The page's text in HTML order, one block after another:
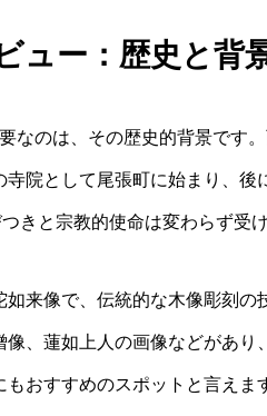
ュー：歴史と背
なのは、その歴史的背景です
院として尾張町に始まり、後
きと宗教的使命は変わらず受
来像で、伝統的な木像彫刻の
、蓮如上人の画像などがあり
おすすめのスポットと言えま